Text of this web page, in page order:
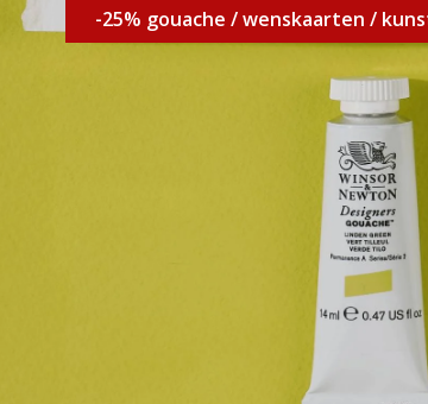
-25% gouache / wenskaarten /